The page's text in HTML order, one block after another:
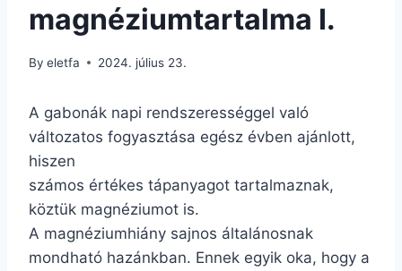
magnéziumtartalma I.
By eletfa 2024. július 23.
A gabonák napi rendszerességgel való
változatos fogyasztása egész évben ajánlott,
hiszen
számos értékes tápanyagot tartalmaznak,
köztük magnéziumot is.
A magnéziumhiány sajnos általánosnak
mondható hazánkban. Ennek egyik oka, hogy a